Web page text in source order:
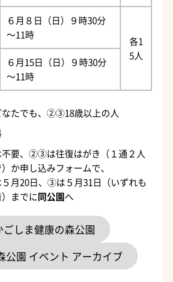
６月８日（日）９時30分
～11時
各1
5人
６月15日（日）９時30分
～11時
たでも、②③18歳以上の人
要、②③は往復はがき（１通２人
か申し込みフォームで、
月20日、③は５月31日（いずれも
までに同公園へ
ごしま健康の森公園
公園 イベント アーカイブ